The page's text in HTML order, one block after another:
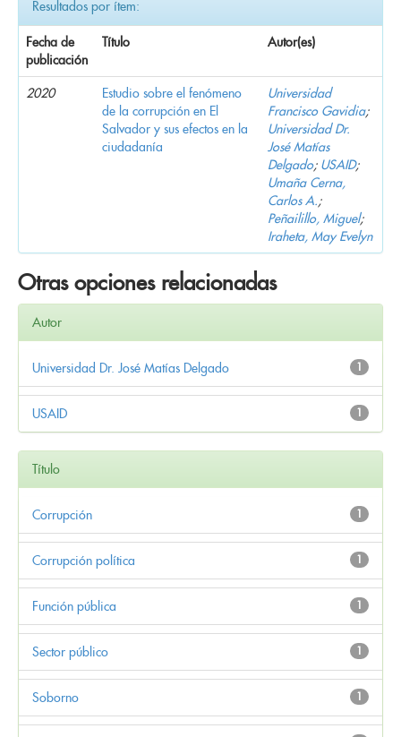
Resultados por ítem:
Fecha de
publicación
Título Autor(es)
2020
Estudio sobre el fenómeno
de la corrupción en El
Salvador y sus efectos en la
ciudadanía
Universidad
Francisco Gavidia;
Universidad Dr.
José Matías
Delgado; USAID;
Umaña Cerna,
Carlos A.;
Peñailillo, Miguel;
Iraheta, May Evelyn
Otras opciones relacionadas
Autor
1
Universidad Dr. José Matías Delgado
1
USAID
Título
1
Corrupción
1
Corrupción política
1
Función pública
1
Sector público
1
Soborno